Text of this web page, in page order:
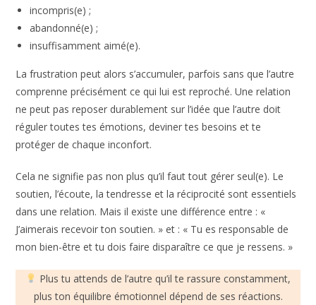
incompris(e) ;
abandonné(e) ;
insuffisamment aimé(e).
La frustration peut alors s’accumuler, parfois sans que l’autre
comprenne précisément ce qui lui est reproché. Une relation
ne peut pas reposer durablement sur l’idée que l’autre doit
réguler toutes tes émotions, deviner tes besoins et te
protéger de chaque inconfort.
Cela ne signifie pas non plus qu’il faut tout gérer seul(e). Le
soutien, l’écoute, la tendresse et la réciprocité sont essentiels
dans une relation. Mais il existe une différence entre : «
J’aimerais recevoir ton soutien. » et : « Tu es responsable de
mon bien-être et tu dois faire disparaître ce que je ressens. »
Plus tu attends de l’autre qu’il te rassure constamment,
plus ton équilibre émotionnel dépend de ses réactions.